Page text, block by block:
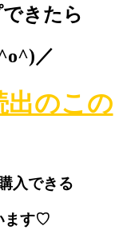
きたら
／
出のこの
入できる
ます♡